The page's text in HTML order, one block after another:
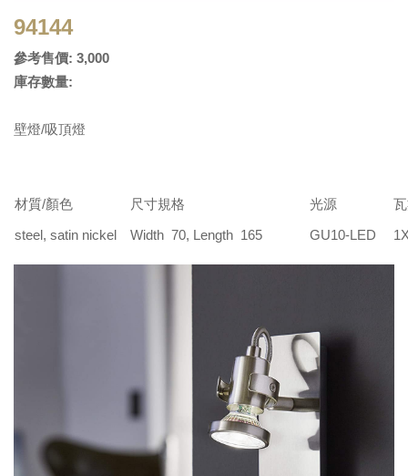
94144
參考售價: 3,000
庫存數量:
壁燈/吸頂燈
材質/顏色 尺寸規格 光源
steel, satin nickel
Width 70, Length 165 GU10-LED